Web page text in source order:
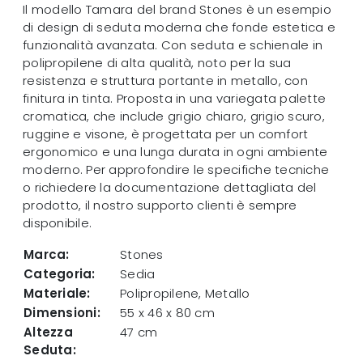
Il modello Tamara del brand Stones è un esempio
di design di seduta moderna che fonde estetica e
funzionalità avanzata. Con seduta e schienale in
polipropilene di alta qualità, noto per la sua
resistenza e struttura portante in metallo, con
finitura in tinta. Proposta in una variegata palette
cromatica, che include grigio chiaro, grigio scuro,
ruggine e visone, è progettata per un comfort
ergonomico e una lunga durata in ogni ambiente
moderno. Per approfondire le specifiche tecniche
o richiedere la documentazione dettagliata del
prodotto, il nostro supporto clienti è sempre
disponibile.
Marca:
Stones
Categoria:
Sedia
Materiale:
Polipropilene, Metallo
Dimensioni:
55 x 46 x 80 cm
Altezza
Seduta:
47 cm